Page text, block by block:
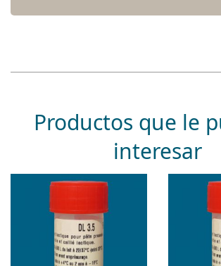
Productos que le
interesar